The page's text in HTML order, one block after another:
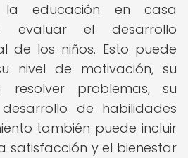
la educación en casa
evaluar el desarrollo
de los niños. Esto puede
nivel de motivación, su
problemas, su
de habilidades
también puede incluir
satisfacción y el bienestar